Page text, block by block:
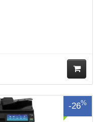
ua
-26%
nối mạng- Màn hình LCD
tờ/phút.- Khay đựng giấy :